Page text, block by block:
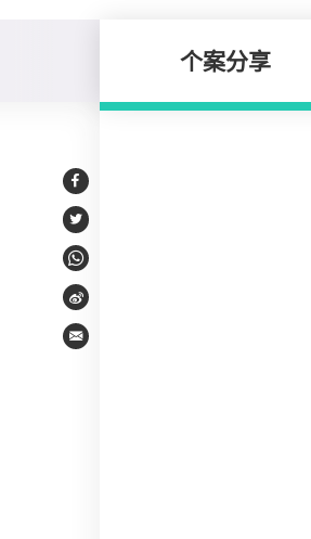
个案分享
Facebook
Twitter
WhatsApp
Weibo
Email
个案分享